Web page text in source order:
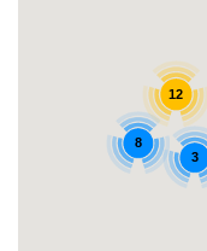
8
12
3